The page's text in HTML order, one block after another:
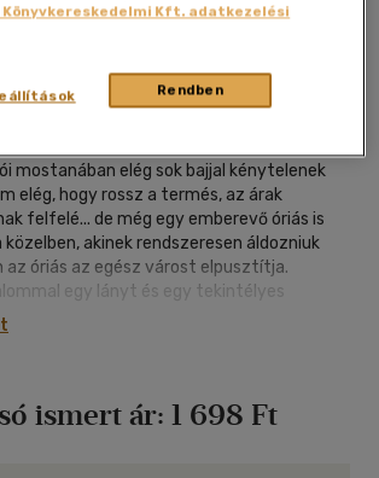
mostanában elég sok bajjal kénytelenek
elég, hogy rossz a termés, az árak
felfelé... de még egy emberevő óriás is
akinek rendszeresen áldozniuk
az óriás az egész várost elpusztítja.
egy lányt és egy tekintélyes
valamint 100 aranyat kell felküldeniük a
ahol az óriás él. Már próbáltak önjelölt
aki képes tüzet fújni, s így akár a várost
ismert ár: 1 698 Ft
Kft. adatkezelési
Rendben